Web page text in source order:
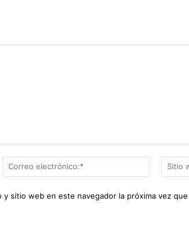
Correo
sitio web en este navegador la próxima vez